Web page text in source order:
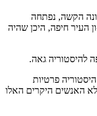
חורף הקורונה הקשה, נפתחה
העיר חיפה, היכן שהיה
להיסטוריה גאה.
פרטיות
האנשים היקרים האלו